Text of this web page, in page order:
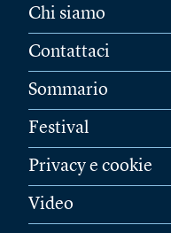
Chi siamo
Contattaci
Sommario
Festival
Privacy e cookie
Video